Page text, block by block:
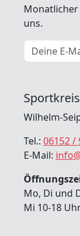
Monatlicher
uns.
E-Mail
Wilhelm-
Tel.: 06152 /
E-Mail:
Mo, Di und
Mi 10-18